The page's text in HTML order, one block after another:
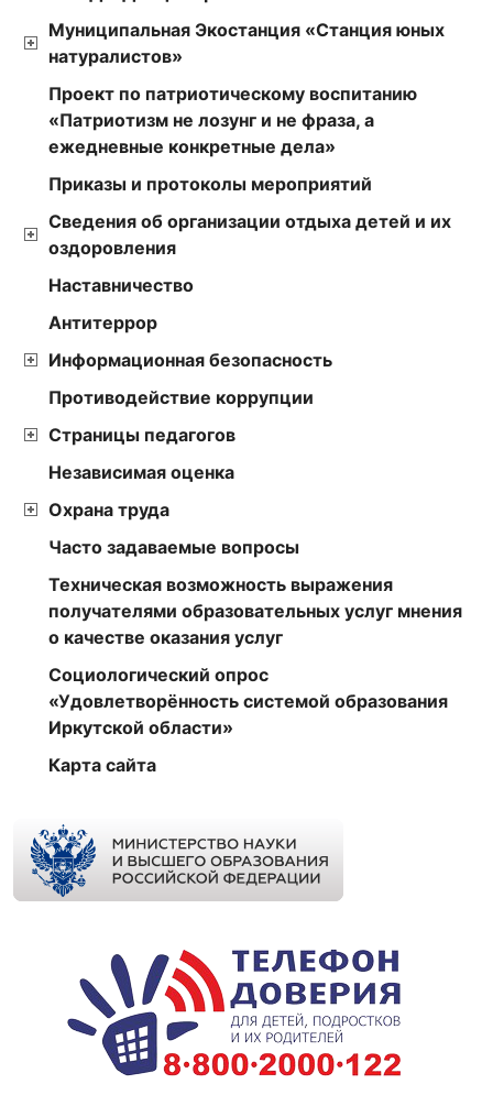
Муниципальная Экостанция «Станция юных
натуралистов»
Проект по патриотическому воспитанию
«Патриотизм не лозунг и не фраза, а
ежедневные конкретные дела»
Приказы и протоколы мероприятий
Сведения об организации отдыха детей и их
оздоровления
Наставничество
Антитеррор
Информационная безопасность
Противодействие коррупции
Страницы педагогов
Независимая оценка
Охрана труда
Часто задаваемые вопросы
Техническая возможность выражения
получателями образовательных услуг мнения
о качестве оказания услуг
Социологический опрос
«Удовлетворённость системой образования
Иркутской области»
Карта сайта